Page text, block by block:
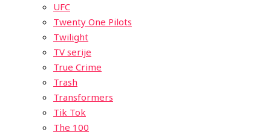
UFC
Twenty One Pilots
Twilight
TV serije
True Crime
Trash
Transformers
Tik Tok
The 100